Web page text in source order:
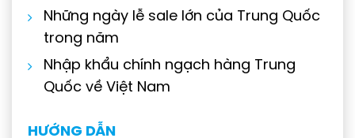
Những ngày lễ sale lớn của Trung Quốc
trong năm
Nhập khẩu chính ngạch hàng Trung
Quốc về Việt Nam
HƯỚNG DẪN